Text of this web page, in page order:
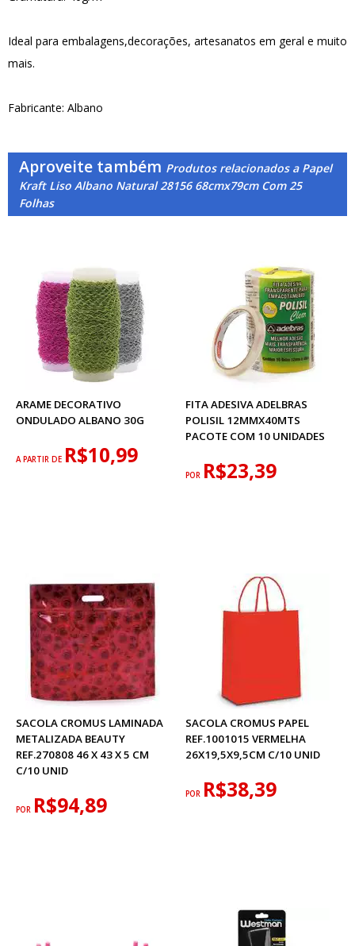
Ideal para embalagens,decorações, artesanatos em geral e muito
mais.
Fabricante: Albano
Aproveite também Produtos relacionados a Papel
Kraft Liso Albano Natural 28156 68cmx79cm Com 25
Folhas
ARAME DECORATIVO
ONDULADO ALBANO 30G
A PARTIR DE R$10,99
FITA ADESIVA ADELBRAS
POLISIL 12MMX40MTS
PACOTE COM 10 UNIDADES
POR R$23,39
SACOLA CROMUS LAMINADA
METALIZADA BEAUTY
REF.270808 46 X 43 X 5 CM
C/10 UNID
POR R$94,89
SACOLA CROMUS PAPEL
REF.1001015 VERMELHA
26X19,5X9,5CM C/10 UNID
POR R$38,39